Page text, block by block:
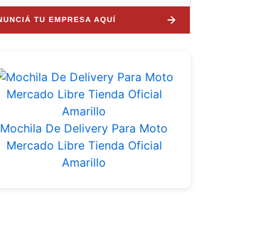
Mochila De Delivery Para Moto
Mercado Libre Tienda Oficial
Amarillo